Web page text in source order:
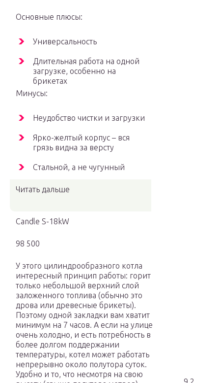
Основные плюсы:
Универсальность
Длительная работа на одной
загрузке, особенно на
брикетах
Минусы:
Неудобство чистки и загрузки
Ярко-желтый корпус – вся
грязь видна за версту
Стальной, а не чугунный
Читать дальше
Candle S-18kW
98 500
У этого цилиндрообразного котла
интересный принцип работы: горит
только небольшой верхний слой
заложенного топлива (обычно это
дрова или древесные брикеты).
Поэтому одной закладки вам хватит
минимум на 7 часов. А если на улице
очень холодно, и есть потребность в
более долгом поддержании
температуры, котел может работать
непрерывно около полутора суток.
Удобно и то, что несмотря на свою